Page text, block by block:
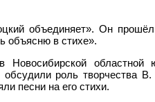
объединяет». Он
объясню в стихе».
Новосибирской областной
роль творчества
песни на его стихи.